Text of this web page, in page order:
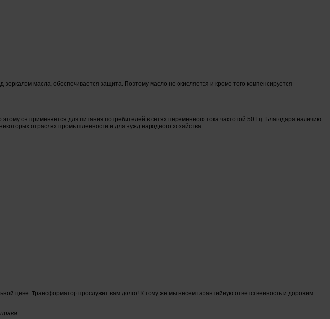
масла, обеспечивается защита. Поэтому масло не окисляется и кроме того компенсируется
он применяется для питания потребителей в сетях переменного тока частотой 50 Гц. Благодаря наличию
отраслях промышленности и для нужд народного хозяйства.
цене. Трансформатор прослужит вам долго! К тому же мы несем гарантийную ответственность и дорожим